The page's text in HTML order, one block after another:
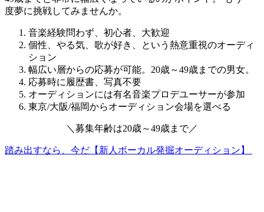
度夢に挑戦してみませんか。
音楽経験問わず、初心者、大歓迎
個性、やる気、歌が好き、という熱意重視のオーディ
ション
幅広い層からの応募が可能。20歳～49歳までの男女。
応募時に履歴書、写真不要
オーディションには有名音楽プロデユーサーが参加
東京/大阪/福岡からオーディション会場を選べる
＼ 募集年齢は20歳～49歳まで／
踏み出すなら、今だ【新人ボーカル発掘オーディション】